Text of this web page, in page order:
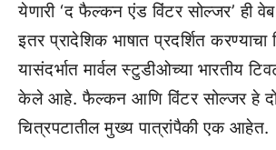
येणारी ‘द फैल्कन एंड विंटर सोल्जर’ ही
इतर प्रादेशिक भाषात प्रदर्शित
यासंदर्भात मार्वल स्टुडीओच्या भारतीय
केले आहे. फैल्कन आणि विंटर सोल्जर हे
चित्रपटातील मुख्य पात्रांपैकी एक आहेत.